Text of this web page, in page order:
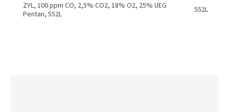
ZYL, 100 ppm CO, 2,5% CO2, 18% O2, 25% UEG
Pentan, 552L
552L